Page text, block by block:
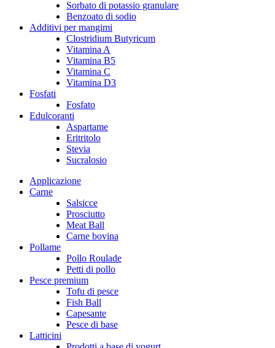
Sorbato di potassio granulare
Benzoato di sodio
Additivi per mangimi
Clostridium Butyricum
Vitamina A
Vitamina B5
Vitamina C
Vitamina D3
Fosfati
Fosfato
Edulcoranti
Aspartame
Eritritolo
Stevia
Sucralosio
Applicazione
Carne
Salsicce
Prosciutto
Meat Ball
Carne bovina
Pollame
Pollo Roulade
Petti di pollo
Pesce premium
Tofu di pesce
Fish Ball
Capesante
Pesce di base
Latticini